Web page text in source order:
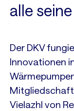
alle
Der DKV
Innovationen
Mitgliedschaft
Vielazhl von